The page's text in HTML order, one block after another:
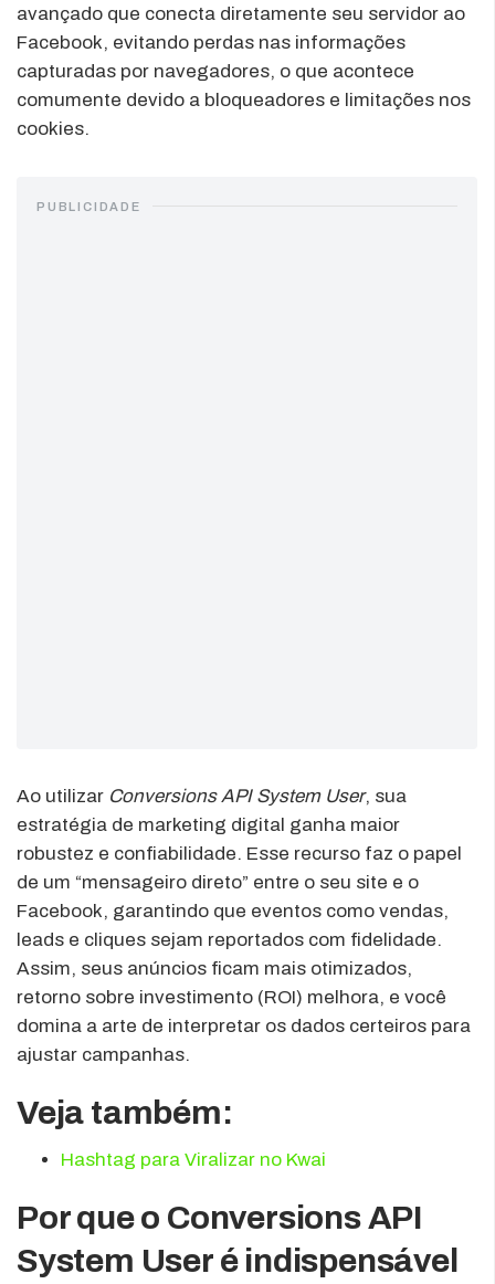
avançado que conecta diretamente seu servidor ao
Facebook, evitando perdas nas informações
capturadas por navegadores, o que acontece
comumente devido a bloqueadores e limitações nos
cookies.
PUBLICIDADE
Ao utilizar Conversions API System User, sua
estratégia de marketing digital ganha maior
robustez e confiabilidade. Esse recurso faz o papel
de um “mensageiro direto” entre o seu site e o
Facebook, garantindo que eventos como vendas,
leads e cliques sejam reportados com fidelidade.
Assim, seus anúncios ficam mais otimizados,
retorno sobre investimento (ROI) melhora, e você
domina a arte de interpretar os dados certeiros para
ajustar campanhas.
Veja também:
Hashtag para Viralizar no Kwai
Por que o Conversions API
System User é indispensável